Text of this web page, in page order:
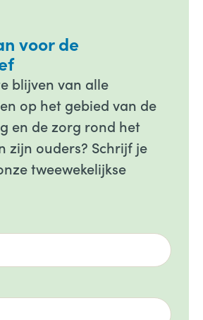
voor de
blijven van alle
op het gebied van de
en de zorg rond het
zijn ouders? Schrijf je
tweewekelijkse